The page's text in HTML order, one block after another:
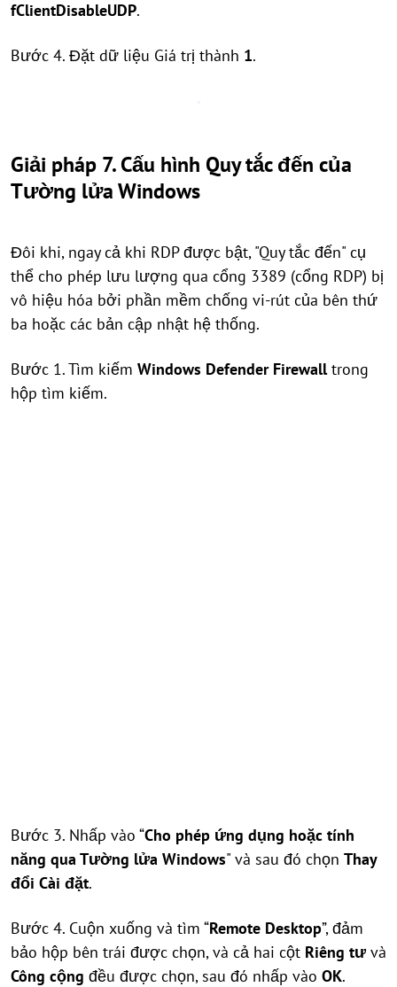
fClientDisableUDP.
Bước 4. Đặt dữ liệu Giá trị thành 1.
Giải pháp 7. Cấu hình Quy tắc đến của
Tường lửa Windows
Đôi khi, ngay cả khi RDP được bật, "Quy tắc đến" cụ
thể cho phép lưu lượng qua cổng 3389 (cổng RDP) bị
vô hiệu hóa bởi phần mềm chống vi-rút của bên thứ
ba hoặc các bản cập nhật hệ thống.
Bước 1. Tìm kiếm Windows Defender Firewalltrong
hộp tìm kiếm.
Bước 3. Nhấp vào “Cho phép ứng dụng hoặc tính
năng qua Tường lửa Windows" và sau đó chọn Thay
đổi Cài đặt.
Bước 4. Cuộn xuống và tìm “Remote Desktop”, đảm
bảo hộp bên trái được chọn, và cả hai cột Riêng tư và
Công cộng đều được chọn, sau đó nhấp vào OK.